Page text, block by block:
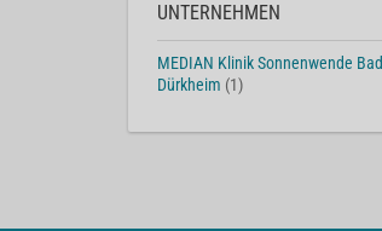
UNTERNEHMEN
MEDIAN Klinik Sonnenwende Bad
Dürkheim (1)